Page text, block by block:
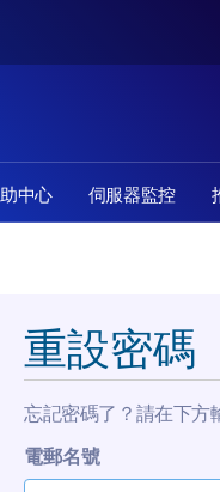
中心 伺服器監控
重設密碼
忘記密碼了？請在下方
電郵名號